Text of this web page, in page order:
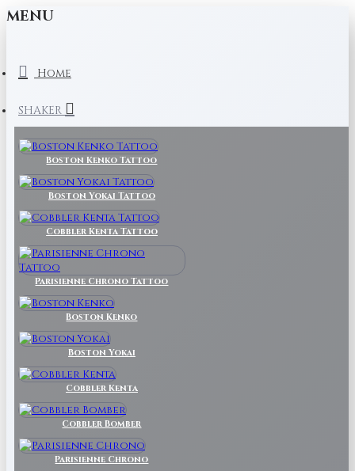
MENU
Home
SHAKER
Boston Kenko Tattoo
Boston Yokai Tattoo
Cobbler Kenta Tattoo
Parisienne Chrono Tattoo
Boston Kenko
Boston Yokai
Cobbler Kenta
Cobbler Bomber
Parisienne Chrono